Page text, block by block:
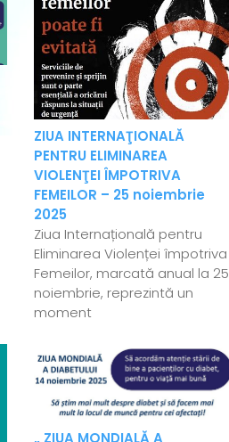
ZIUA INTERNAŢIONALĂ
PENTRU ELIMINAREA
VIOLENŢEI ÎMPOTRIVA
FEMEILOR – 25 noiembrie
2025
Ziua Internațională pentru
Eliminarea Violenței împotriva
Femeilor, marcată anual la 25
noiembrie, reprezintă un
moment
„ ZIUA MONDIALĂ A